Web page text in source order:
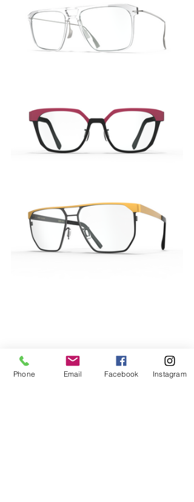
Phone Email Facebook Instagram